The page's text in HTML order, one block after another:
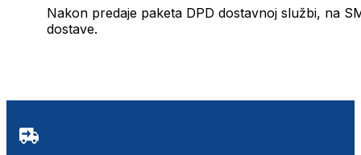
Nakon predaje paketa DPD dostavnoj službi, na
dostave.